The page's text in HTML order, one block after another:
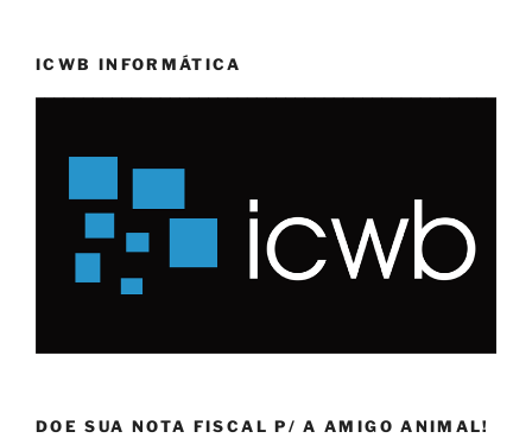
ICWB INFORMÁTICA
DOE SUA NOTA FISCAL P/ A AMIGO ANIMAL!